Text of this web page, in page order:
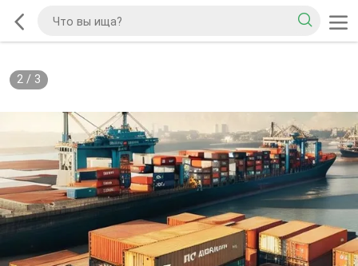
2/ 3